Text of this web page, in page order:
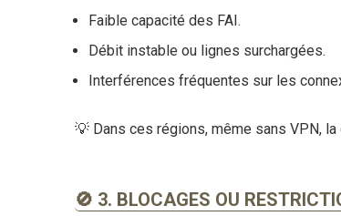
Faible capacité des FAI.
Débit instable ou lignes surchargées.
Interférences fréquentes sur les
💡 Dans ces régions, même sans VPN,
🚫 3. BLOCAGES OU